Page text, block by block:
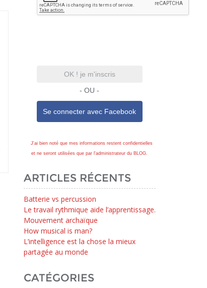
OK ! je m'inscris
- OU -
Se connecter avec Facebook
J'ai bien noté que mes informations restent confidentielles
et ne seront utilisées que par l'administrateur du BLOG.
ARTICLES RÉCENTS
Batterie vs percussion
Le travail rythmique aide l’apprentissage.
Mouvement archaïque
How musical is man?
L’intelligence est la chose la mieux
partagée au monde
CATÉGORIES